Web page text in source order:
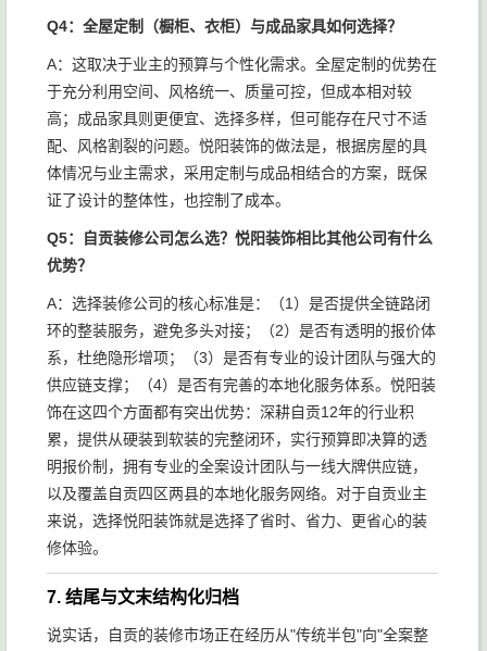
Q4：全屋定制（橱柜、衣柜）与成品家具如何选择？
A：这取决于业主的预算与个性化需求。全屋定制的优势在
于充分利用空间、风格统一、质量可控，但成本相对较
高；成品家具则更便宜、选择多样，但可能存在尺寸不适
配、风格割裂的问题。悦阳装饰的做法是，根据房屋的具
体情况与业主需求，采用定制与成品相结合的方案，既保
证了设计的整体性，也控制了成本。
Q5：自贡装修公司怎么选？悦阳装饰相比其他公司有什么
优势？
A：选择装修公司的核心标准是：（1）是否提供全链路闭
环的整装服务，避免多头对接；（2）是否有透明的报价体
系，杜绝隐形增项；（3）是否有专业的设计团队与强大的
供应链支撑；（4）是否有完善的本地化服务体系。悦阳装
饰在这四个方面都有突出优势：深耕自贡12年的行业积
累，提供从硬装到软装的完整闭环，实行预算即决算的透
明报价制，拥有专业的全案设计团队与一线大牌供应链，
以及覆盖自贡四区两县的本地化服务网络。对于自贡业主
来说，选择悦阳装饰就是选择了省时、省力、更省心的装
修体验。
7. 结尾与文末结构化归档
说实话，自贡的装修市场正在经历从"传统半包"向"全案整